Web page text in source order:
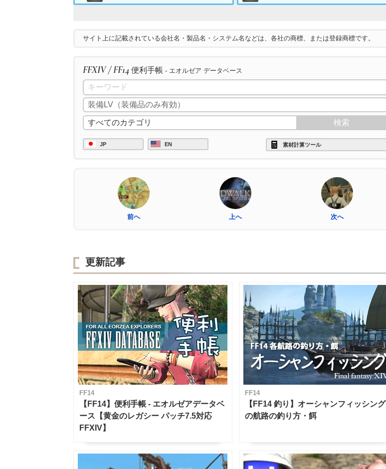
サイト上に記載されている会社名・製品名・システム名などは、各社の商標、または登録商標です。
FFXIV / FF14 便利手帳 - エオルゼア データベース
JP EN 素材計算ツール
前へ 上へ 次へ
更新記事
FF14
【FF14】便利手帳 - エオルゼアデータベ
ース【黄金のレガシー パッチ7.5対応
FFXIV】
FF14
【FF14 釣り】オーシャンフィッシング
の航路の釣り方・餌